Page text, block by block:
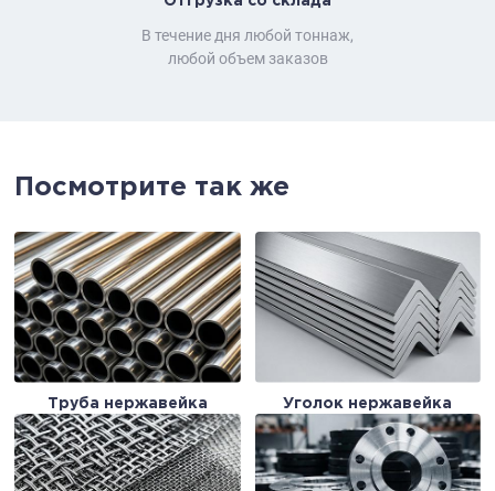
В течение дня любой тоннаж,
любой объем заказов
Посмотрите так же
Труба нержавейка Уголок нержавейка